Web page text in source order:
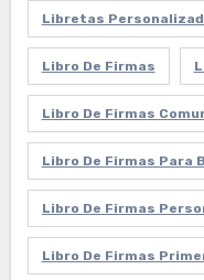
Libretas
Libro De Firmas
Libro De Firmas
Libro De Firmas Para
Libro De Firmas
Libro De Firmas